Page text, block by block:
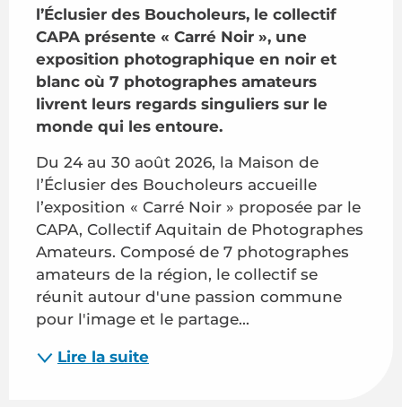
l’Éclusier des Boucholeurs, le collectif
CAPA présente « Carré Noir », une
exposition photographique en noir et
blanc où 7 photographes amateurs
livrent leurs regards singuliers sur le
monde qui les entoure.
Du 24 au 30 août 2026, la Maison de
l’Éclusier des Boucholeurs accueille
l’exposition « Carré Noir » proposée par le
CAPA, Collectif Aquitain de Photographes
Amateurs. Composé de 7 photographes
amateurs de la région, le collectif se
réunit autour d'une passion commune
pour l'image et le partage...
Lire la suite